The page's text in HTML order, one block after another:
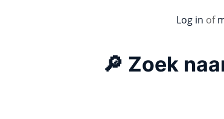
Log in of
🔎 Zoek